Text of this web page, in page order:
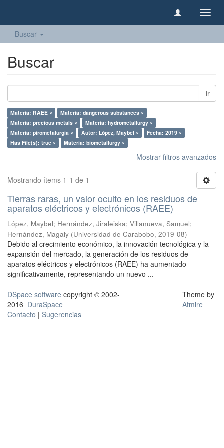
Buscar
Buscar
Ir
Materia: RAEE ×
Materia: dangerous substances ×
Materia: precious metals ×
Materia: hydrometallurgy ×
Materia: pirometalurgia ×
Autor: López, Maybel ×
Fecha: 2019 ×
Has File(s): true ×
Materia: biometallurgy ×
Mostrar filtros avanzados
Mostrando ítems 1-1 de 1
Tierras raras, un valor oculto en los residuos de
aparatos eléctricos y electrónicos (RAEE)
López, Maybel; Hernández, Jiraleiska; Villanueva, Samuel;
Hernández, Magaly (Universidad de Carabobo, 2019-08)
Debido al crecimiento económico, la innovación tecnológica y la
expansión del mercado, la generación de los residuos de
aparatos eléctricos y electrónicos (RAEE) ha aumentado
significativamente, representando un nuevo ...
DSpace software copyright © 2002-
2016 DuraSpace
Contacto | Sugerencias
Theme by
Atmire